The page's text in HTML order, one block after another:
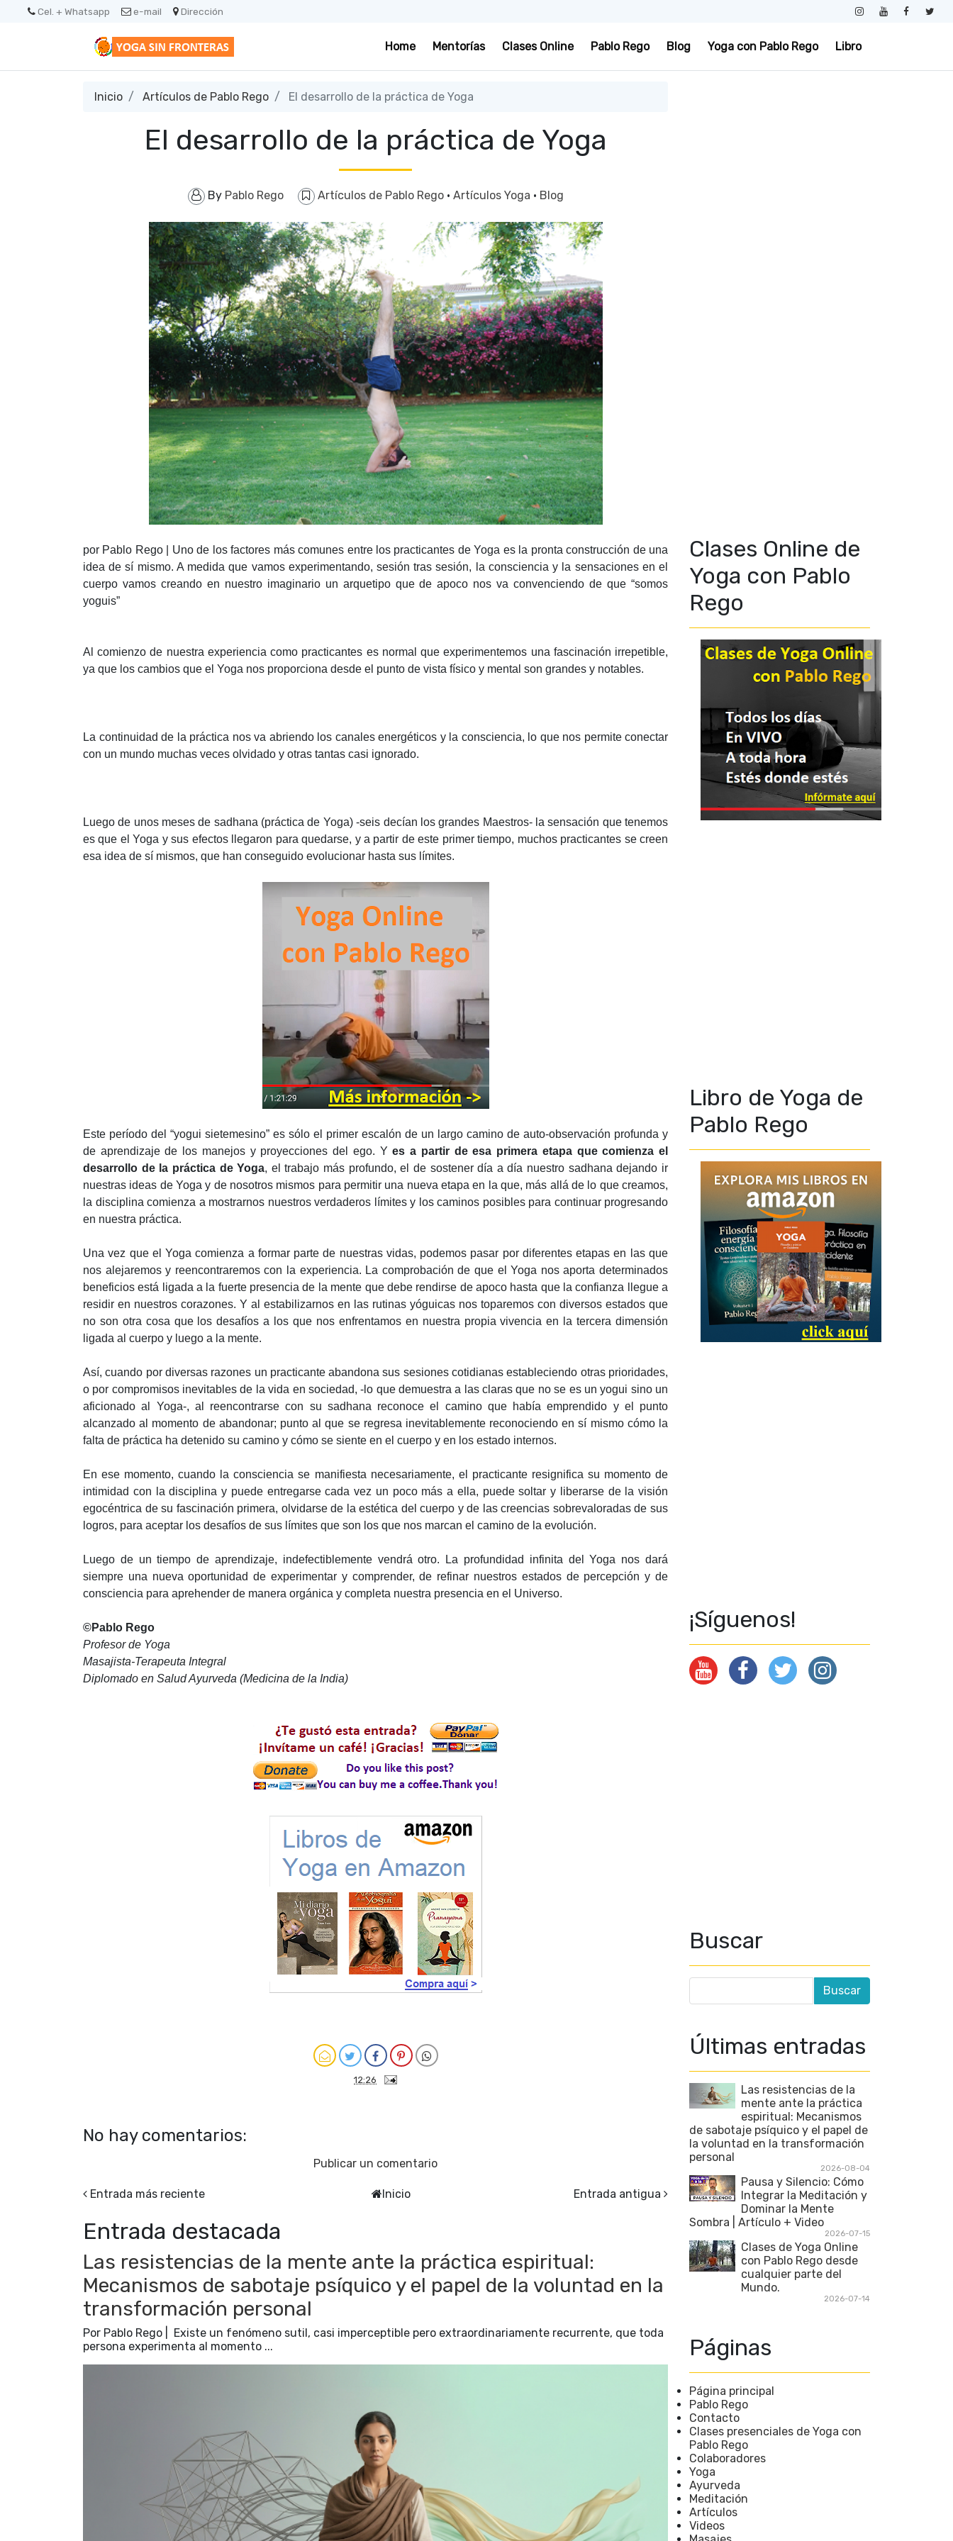
Cel. + Whatsapp e-mail Dirección
Home Mentorías Clases Online Pablo Rego Blog Yoga con Pablo Rego Libro
Inicio Artículos de Pablo Rego El desarrollo de la práctica de Yoga
El desarrollo de la práctica de Yoga
By Pablo Rego Artículos de Pablo Rego · Artículos Yoga · Blog
por Pablo Rego | Uno de los factores más comunes entre los practicantes de Yoga es la pronta construcción de una
idea de sí mismo. A medida que vamos experimentando, sesión tras sesión, la consciencia y la sensaciones en el
cuerpo vamos creando en nuestro imaginario un arquetipo que de apoco nos va convenciendo de que “somos
yoguis”
Al comienzo de nuestra experiencia como practicantes es normal que experimentemos una fascinación irrepetible,
ya que los cambios que el Yoga nos proporciona desde el punto de vista físico y mental son grandes y notables.
La continuidad de la práctica nos va abriendo los canales energéticos y la consciencia, lo que nos permite conectar
con un mundo muchas veces olvidado y otras tantas casi ignorado.
Luego de unos meses de sadhana (práctica de Yoga) -seis decían los grandes Maestros- la sensación que tenemos
es que el Yoga y sus efectos llegaron para quedarse, y a partir de este primer tiempo, muchos practicantes se creen
esa idea de sí mismos, que han conseguido evolucionar hasta sus límites.
Este período del “yogui sietemesino” es sólo el primer escalón de un largo camino de auto-observación profunda y
de aprendizaje de los manejos y proyecciones del ego. Y es a partir de esa primera etapa que comienza el
desarrollo de la práctica de Yoga, el trabajo más profundo, el de sostener día a día nuestro sadhana dejando ir
nuestras ideas de Yoga y de nosotros mismos para permitir una nueva etapa en la que, más allá de lo que creamos,
la disciplina comienza a mostrarnos nuestros verdaderos límites y los caminos posibles para continuar progresando
en nuestra práctica.
Una vez que el Yoga comienza a formar parte de nuestras vidas, podemos pasar por diferentes etapas en las que
nos alejaremos y reencontraremos con la experiencia. La comprobación de que el Yoga nos aporta determinados
beneficios está ligada a la fuerte presencia de la mente que debe rendirse de apoco hasta que la confianza llegue a
residir en nuestros corazones. Y al estabilizarnos en las rutinas yóguicas nos toparemos con diversos estados que
no son otra cosa que los desafíos a los que nos enfrentamos en nuestra propia vivencia en la tercera dimensión
ligada al cuerpo y luego a la mente.
Así, cuando por diversas razones un practicante abandona sus sesiones cotidianas estableciendo otras prioridades,
o por compromisos inevitables de la vida en sociedad, -lo que demuestra a las claras que no se es un yogui sino un
aficionado al Yoga-, al reencontrarse con su sadhana reconoce el camino que había emprendido y el punto
alcanzado al momento de abandonar; punto al que se regresa inevitablemente reconociendo en sí mismo cómo la
falta de práctica ha detenido su camino y cómo se siente en el cuerpo y en los estado internos.
En ese momento, cuando la consciencia se manifiesta necesariamente, el practicante resignifica su momento de
intimidad con la disciplina y puede entregarse cada vez un poco más a ella, puede soltar y liberarse de la visión
egocéntrica de su fascinación primera, olvidarse de la estética del cuerpo y de las creencias sobrevaloradas de sus
logros, para aceptar los desafíos de sus límites que son los que nos marcan el camino de la evolución.
Luego de un tiempo de aprendizaje, indefectiblemente vendrá otro. La profundidad infinita del Yoga nos dará
siempre una nueva oportunidad de experimentar y comprender, de refinar nuestros estados de percepción y de
consciencia para aprehender de manera orgánica y completa nuestra presencia en el Universo.
©Pablo Rego
Profesor de Yoga
Masajista-Terapeuta Integral
Diplomado en Salud Ayurveda (Medicina de la India)
12:26
No hay comentarios:
Publicar un comentario
Entrada más reciente Entrada antigua
Inicio
Entrada destacada
Las resistencias de la mente ante la práctica espiritual:
Mecanismos de sabotaje psíquico y el papel de la voluntad en la
transformación personal
Por Pablo Rego | Existe un fenómeno sutil, casi imperceptible pero extraordinariamente recurrente, que toda
persona experimenta al momento ...
Clases Online de
Yoga con Pablo
Rego
Libro de Yoga de
Pablo Rego
¡Síguenos!
Buscar
Últimas entradas
Las resistencias de la
mente ante la práctica
espiritual: Mecanismos
de sabotaje psíquico y el papel de
la voluntad en la transformación
personal
2026-08-04
Pausa y Silencio: Cómo
Integrar la Meditación y
Dominar la Mente
Sombra | Artículo + Video
2026-07-15
Clases de Yoga Online
con Pablo Rego desde
cualquier parte del
Mundo.
2026-07-14
Páginas
Página principal
Pablo Rego
Contacto
Clases presenciales de Yoga con
Pablo Rego
Colaboradores
Yoga
Ayurveda
Meditación
Artículos
Videos